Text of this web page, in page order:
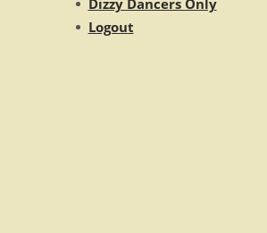
Dizzy Dancers Only
Logout